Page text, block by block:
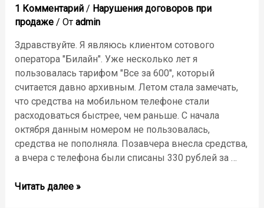
1 Комментарий / Нарушения договоров при
продаже/ От admin
Здравствуйте. Я являюсь клиентом сотового
оператора "Билайн". Уже несколько лет я
пользовалась тарифом "Все за 600", который
считается давно архивным. Летом стала замечать,
что средства на мобильном телефоне стали
расходоваться быстрее, чем раньше. С начала
октября данным номером не пользовалась,
средства не пополняла. Позавчера внесла средства,
а вчера с телефона были списаны 330 рублей за …
Читать далее »